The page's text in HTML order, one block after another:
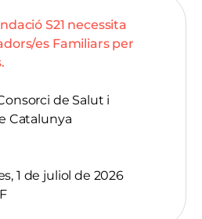
S21 necessita
es Familiars per
de Salut i
Catalunya
1 de juliol de 2026